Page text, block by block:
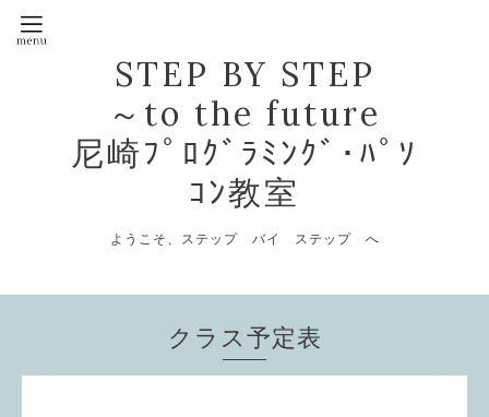
STEP BY STEP
～to the future
尼崎ﾌﾟﾛｸﾞﾗﾐﾝｸﾞ･ﾊﾟｿ
ｺﾝ教室
ようこそ、ステップ バイ ステップ へ
クラス予定表